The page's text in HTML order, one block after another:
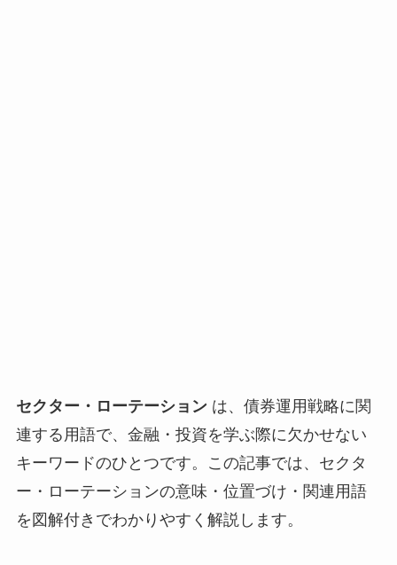
セクター・ローテーションは、債券運用戦略に関
連する用語で、金融・投資を学ぶ際に欠かせない
キーワードのひとつです。この記事では、セクタ
ー・ローテーションの意味・位置づけ・関連用語
を図解付きでわかりやすく解説します。